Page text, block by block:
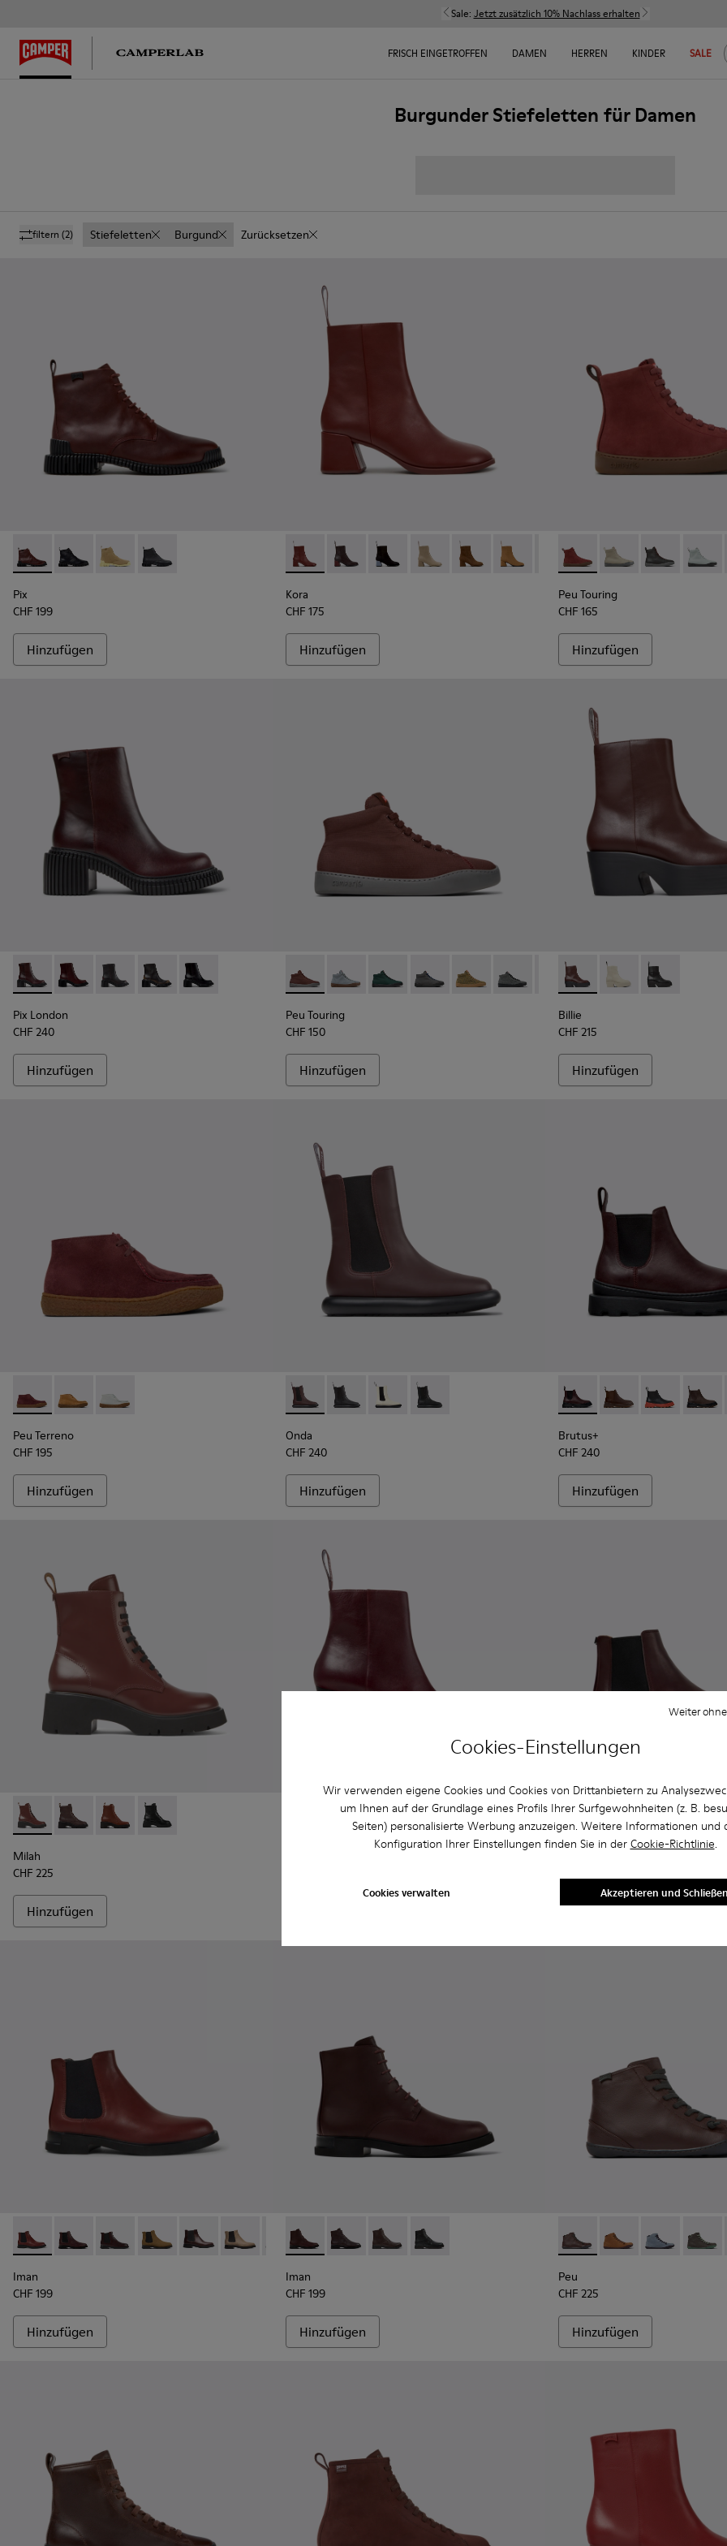
Cookies-Einstellungen
Wir verwenden eigene Cookies und Cookies von Drittanbietern zu
um Ihnen auf der Grundlage eines Profils Ihrer Surfgewohnheiten (z. B.
Seiten) personalisierte Werbung anzuzeigen. Weitere Informationen und
Konfiguration Ihrer Einstellungen finden Sie in der Cookie-Richtlinie.
Cookies verwalten
Weiter
Akzeptieren und Schließen
Sale: Jetzt zusätzlich 10% Nachlass erhalten
FRISCH EINGETROFFEN DAMEN HERREN KINDER SALE
Burgunder Stiefeletten für Damen
filtern (2) Stiefeletten Burgund Zurücksetzen
Pix - K400830-006 - Burgunderrote Lederstiefeletten für Damen.
Pix - K400830-005
Pix - K400830-004
Pix - K400830-001
Pix
CHF 199
Hinzufügen
Kora - K400798-007 - Burgunderrote Lederstiefeletten für Damen.
Kora - K400798-011
Kora - K400798-010
Kora - K400798-009
Kora - K400798-008
Kora - K400798-005
Kora - K400798-003
Kora - K400798-002
Kora - K400798-
Kora
CHF 175
Hinzufügen
Peu Touring - K400817-
Peu Touring -Peu Touring -
Peu
Peu Touring
CHF 165
Hinzufügen
Pix London - K400804-004 - Weinrote Lederstiefeletten für Damen.
Pix London - K400804-006
Pix London - K400804-005
Pix London - K400804-002
Pix London - K400804-001
Pix London
CHF 240
Hinzufügen
Peu Touring - K400374-031 - Weinrote Sneaker-Boots aus Textil für Damen.
Peu Touring - K400374-034
Peu Touring - K400374-033
Peu Touring - K400374-032
Peu Touring - K400374-028
Peu Touring - K400374-027
Peu Touring - K400374-026
Peu Touring - K400374-024
Peu Touring -
Peu
Peu Touring
CHF 150
Hinzufügen
Billie - K400754-007 -
Billie - K400754-006
Billie -
Billie
CHF 215
Hinzufügen
Peu Terreno - K400813-001 - Weinrote Stiefeletten aus Nubukleder für Damen.
Peu Terreno - K400813-003
Peu Terreno - K400813-002
Peu Terreno
CHF 195
Hinzufügen
Onda - K400758-005 - Weinrote Lederstiefeletten für Damen.
Onda - K400758-006
Onda - K400758-003
Onda - K400758-002
Onda
CHF 240
Hinzufügen
Brutus+ - K400818-004 -
Brutus+ - K400818-
Brutus+ -
Brutus+
CHF 240
Hinzufügen
Milah - K400577-007 - Weinroter Damenschnürstiefel
Milah - K400577-013
Milah - K400577-011
Milah - K400577-001
Milah
CHF 225
Hinzufügen
Iman - K400299-024 -
Iman - K400299-023
Iman - Iman -
Hinzufügen
Iman - K400299-014 - Weinrote Lederstiefelette
Iman - K400299-024 - Weinroter Chelseastiefel für Damen aus Leder
Iman - K400299-023 - Weinroter Chelseastiefel für Damen aus Leder
Iman - K400299-022
Iman - K400299-010
Iman - K400299-009
Iman - K400299-001
Iman
CHF 199
Hinzufügen
Iman - K400300-008 - Weinroter Damenschnürstiefel aus Leder
Iman - K400300-009
Iman - K400300-007
Iman - K400300-006
Iman
CHF 199
Hinzufügen
Peu - K400509-019 -
Peu - K400509-026
Peu - Peu -
Peu
CHF 225
Hinzufügen